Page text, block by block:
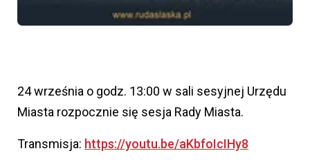
24 września o godz. 13:00 w sali sesyjnej Urzędu
Miasta rozpocznie się sesja Rady Miasta.
Transmisja: https://youtu.be/aKbfoIcIHy8